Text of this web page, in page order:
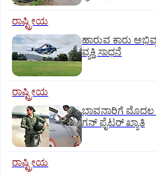
ರಾಷ್ಟ್ರೀಯ
ಹಾರುವ ಕಾರು
ವ್ಯಕ್ತಿ ಸಾಧನೆ
ರಾಷ್ಟ್ರೀಯ
ಭಾವನಾರಿಗೆ
ಗನ್‌ ಫೈಟರ್‌ ಖ್ಯಾತಿ
ರಾಷ್ಟ್ರೀಯ